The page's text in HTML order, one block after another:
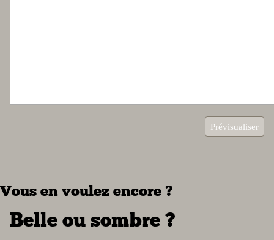
Vous en voulez encore ?
Belle ou sombre ?